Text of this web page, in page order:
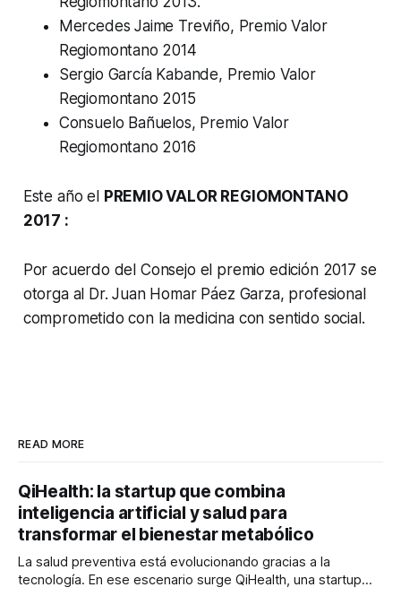
Mercedes Jaime Treviño, Premio Valor
Regiomontano 2014
Sergio García Kabande, Premio Valor
Regiomontano 2015
Consuelo Bañuelos, Premio Valor
Regiomontano 2016
Este año el PREMIO VALOR REGIOMONTANO
2017 :
Por acuerdo del Consejo el premio edición 2017 se
otorga al Dr. Juan Homar Páez Garza, profesional
comprometido con la medicina con sentido social.
READ MORE
QiHealth: la startup que combina
inteligencia artificial y salud para
transformar el bienestar metabólico
La salud preventiva está evolucionando gracias a la
tecnología. En ese escenario surge QiHealth, una startup